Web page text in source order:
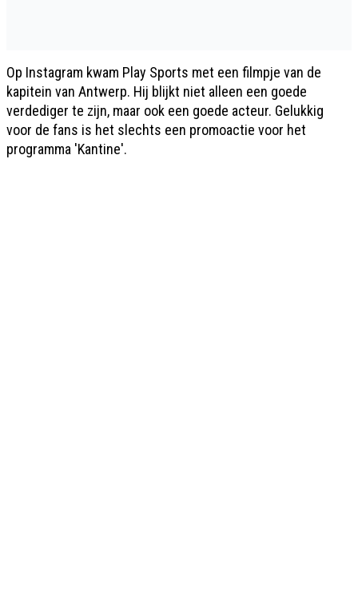
Op Instagram kwam Play Sports met een filmpje van de
kapitein van Antwerp. Hij blijkt niet alleen een goede
verdediger te zijn, maar ook een goede acteur. Gelukkig
voor de fans is het slechts een promoactie voor het
programma 'Kantine'.